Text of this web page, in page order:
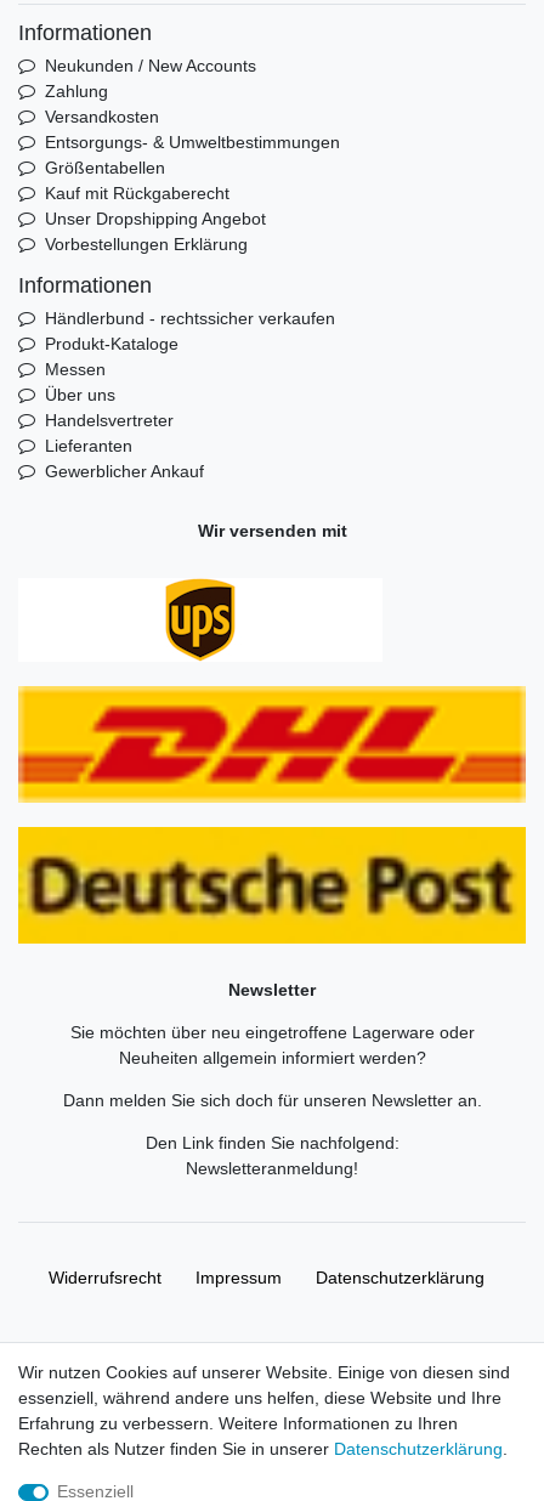
Informationen
Neukunden / New Accounts
Zahlung
Versandkosten
Entsorgungs- & Umweltbestimmungen
Größentabellen
Kauf mit Rückgaberecht
Unser Dropshipping Angebot
Vorbestellungen Erklärung
Informationen
Händlerbund - rechtssicher verkaufen
Produkt-Kataloge
Messen
Über uns
Handelsvertreter
Lieferanten
Gewerblicher Ankauf
Wir versenden mit
Newsletter
Sie möchten über neu eingetroffene Lagerware oder
Neuheiten allgemein informiert werden?
Dann melden Sie sich doch für unseren Newsletter an.
Den Link finden Sie nachfolgend:
Newsletteranmeldung!
Widerrufs­recht Impressum Daten­schutz­erklärung
© Copyright 2026 | Alle Rechte vorbehalten. HL-
Handelsgesellschaft mbH.
Wir nutzen Cookies auf unserer Website. Einige von diesen sind
essenziell, während andere uns helfen, diese Website und Ihre
Erfahrung zu verbessern. Weitere Informationen zu Ihren
Rechten als Nutzer finden Sie in unserer Daten­schutz­erklärung
Essenziell